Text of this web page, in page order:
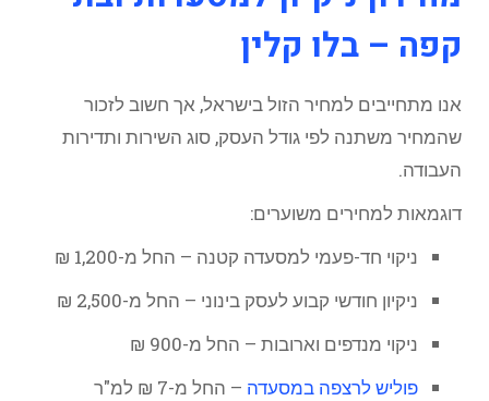
קפה – בלו קלין
אנו מתחייבים למחיר הזול בישראל, אך חשוב לזכור
שהמחיר משתנה לפי גודל העסק, סוג השירות ותדירות
העבודה.
דוגמאות למחירים משוערים:
ניקוי חד-פעמי למסעדה קטנה – החל מ-1,200 ₪
ניקיון חודשי קבוע לעסק בינוני – החל מ-2,500 ₪
ניקוי מנדפים וארובות – החל מ-900 ₪
פוליש לרצפה במסעדה – החל מ-7 ₪ למ"ר